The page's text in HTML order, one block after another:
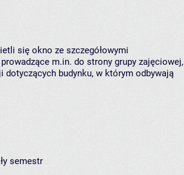
się okno ze szczegółowymi
m.in. do strony grupy zajęciowej,
budynku, w którym odbywają
semestr